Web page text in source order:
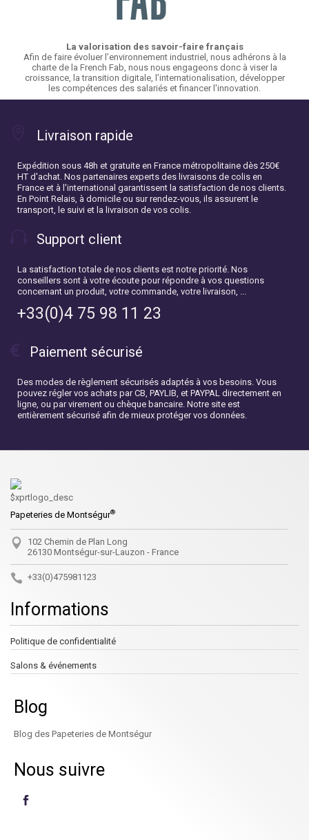
La valorisation des savoir-faire français
Afin de faire évoluer l’environnement industriel, nous adhérons à la
charte de la French Fab, nous nous engageons donc à viser la
croissance, la transition digitale, l’internationalisation, développer
les compétences des salariés et financer l'innovation.
Livraison rapide
Expédition sous 48h et gratuite en France métropolitaine dès 250€
HT d'achat. Nos partenaires experts des livraisons de colis en
France et à l'international garantissent la satisfaction de nos clients.
En Point Relais, à domicile ou sur rendez-vous, ils assurent le
transport, le suivi et la livraison de vos colis.
Support client
La satisfaction totale de nos clients est notre priorité. Nos
conseillers sont à votre écoute pour répondre à vos questions
concernant un produit, votre commande, votre livraison, ...
+33(0)4 75 98 11 23
Paiement sécurisé
Des modes de règlement sécurisés adaptés à vos besoins. Vous
pouvez régler vos achats par CB, PAYLIB, et PAYPAL directement en
ligne, ou par virement ou chèque bancaire. Notre site est
entièrement sécurisé afin de mieux protéger vos données.
Papeteries de Montségur®
102 Chemin de Plan Long
26130 Montségur-sur-Lauzon - France
+33(0)475981123
Informations
Politique de confidentialité
Salons & événements
Blog
Blog des Papeteries de Montségur
Nous suivre